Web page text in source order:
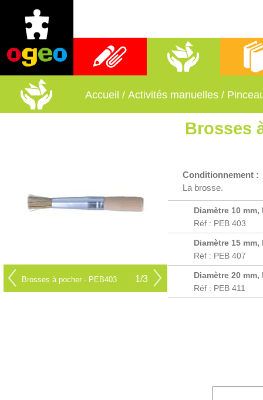
Fournitures scolaires Activités manuelles
Accueil / Activités manuelles /
Brosses
Brosses à pocher - PEB403 1/3
Conditionnement :
La brosse.
Diamètre 10
Réf : PEB 403
Diamètre 15
Réf : PEB 407
Diamètre 20
Réf : PEB 411